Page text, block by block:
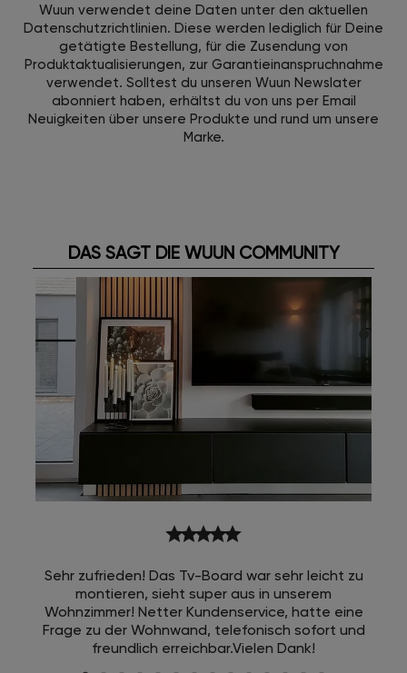
Wuun verwendet deine Daten unter den aktuellen
Datenschutzrichtlinien. Diese werden lediglich für Deine
getätigte Bestellung, für die Zusendung von
Produktaktualisierungen, zur Garantieinanspruchnahme
verwendet. Solltest du unseren Wuun Newslater
abonniert haben, erhältst du von uns per Email
Neuigkeiten über unsere Produkte und rund um unsere
Marke.
DAS SAGT DIE WUUN COMMUNITY
starstarstarstarstar
Sehr zufrieden! Das Tv-Board war sehr leicht zu
montieren, sieht super aus in unserem
Wohnzimmer! Netter Kundenservice, hatte eine
Frage zu der Wohnwand, telefonisch sofort und
freundlich erreichbar.Vielen Dank!